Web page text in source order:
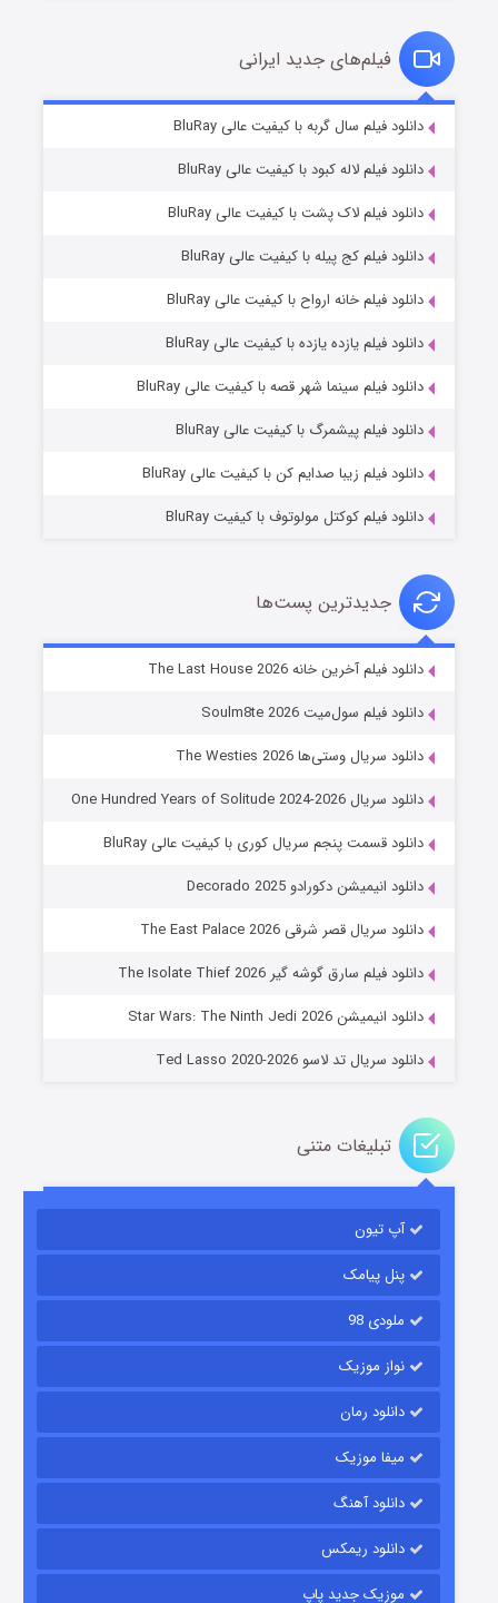
قسمت۲ (زیرنویس) منتشر شد
شوگر فصل ۲
خاندان اژدها فصل ۳
قسمت۶ (زیرنویس) منتشر شد
باب اسفنجی فصل ۱۷
قسمت
فیلم‌های جدید ایرانی
دانلود فیلم سال گربه با کیفیت عالی BluRay
دانلود فیلم لاله کبود با کیفیت عالی BluRay
دانلود فیلم لاک پشت با کیفیت عالی BluRay
دانلود فیلم کج‌ پیله با کیفیت عالی BluRay
دانلود فیلم خانه ارواح با کیفیت عالی BluRay
دانلود فیلم یازده یازده با کیفیت عالی BluRay
دانلود فیلم سینما شهر قصه با کیفیت عالی BluRay
دانلود فیلم پیشمرگ با کیفیت عالی BluRay
دانلود فیلم زیبا صدایم کن با کیفیت عالی BluRay
دانلود فیلم کوکتل مولوتوف با کیفیت BluRay
جدیدترین پست‌ها
دانلود فیلم آخرین خانه The Last House 2026
دانلود فیلم سول‌میت Soulm8te 2026
دانلود سریال وستی‌ها The Westies 2026
دانلود سریال One Hundred Years of Solitude 2024-2026
دانلود قسمت پنجم سریال کوری با کیفیت عالی BluRay
دانلود انیمیشن دکورادو Decorado 2025
دانلود سریال قصر شرقی The East Palace 2026
دانلود فیلم سارق گوشه گیر The Isolate Thief 2026
دانلود انیمیشن Star Wars: The Ninth Jedi 2026
دانلود سریال تد لاسو Ted Lasso 2020-2026
تبلیغات متنی
آپ تیون
پنل پیامک
ملودی 98
نواز موزیک
دانلود رمان
میفا موزیک
دانلود آهنگ
دانلود ریمکس
موزیک جدید پاپ